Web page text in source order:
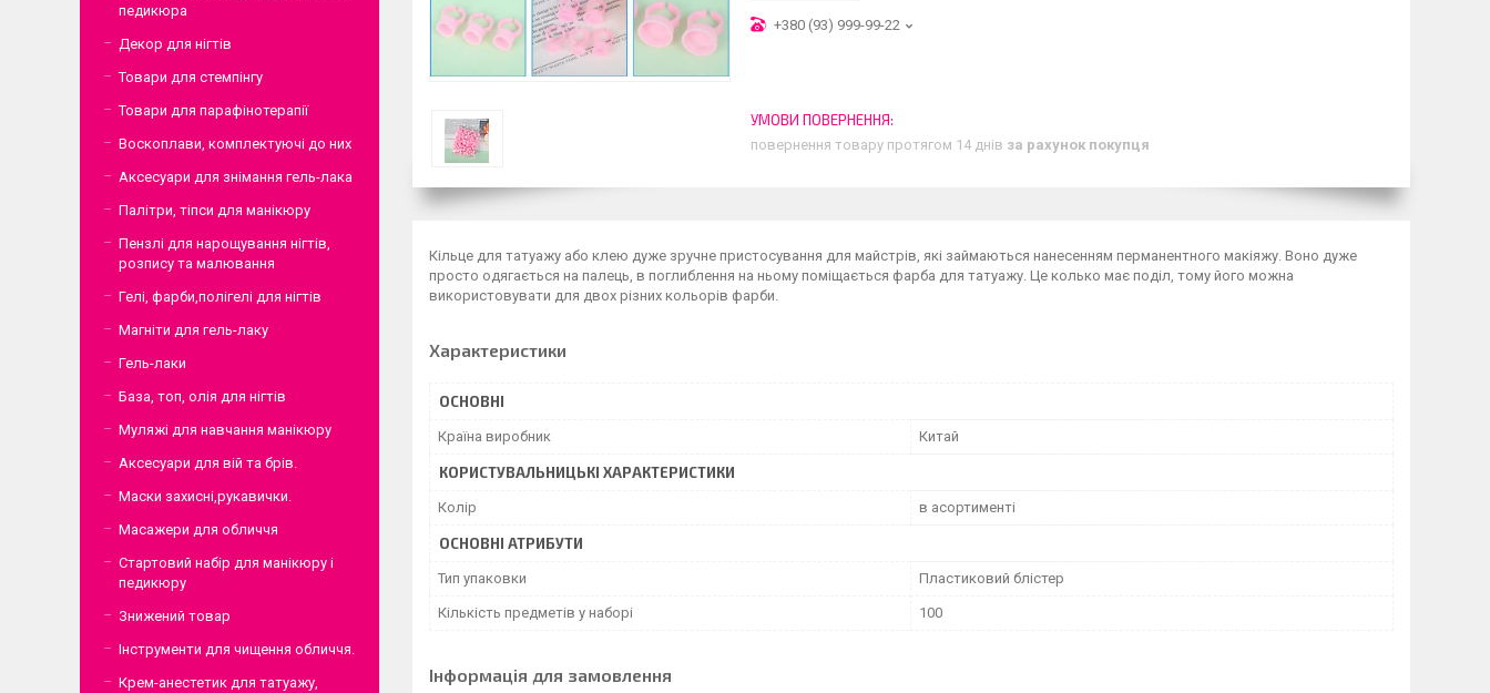
+380 (93) 999-99-22
повернення товару протягом 14 днів за рахунок покупця
Кільце для татуажу або клею дуже зручне пристосування для майстрів, які займаються нанесенням перманентного макіяжу. Воно дуже
просто одягається на палець, в поглиблення на ньому поміщається фарба для татуажу. Це колько має поділ, тому його можна
використовувати для двох різних кольорів фарби.
Характеристики
ОСНОВНІ
Країна виробник Китай
КОРИСТУВАЛЬНИЦЬКІ ХАРАКТЕРИСТИКИ
Колір в асортименті
ОСНОВНІ АТРИБУТИ
Тип упаковки Пластиковий блістер
Кількість предметів у наборі 100
Інформація для замовлення
педикюра
Декор для нігтів
Товари для стемпінгу
Товари для парафінотерапії
Воскоплави, комплектуючі до них
Аксесуари для знімання гель-лака
Палітри, тіпси для манікюру
Пензлі для нарощування нігтів,
розпису та малювання
Гелі, фарби,полігелі для нігтів
Магніти для гель-лаку
Гель-лаки
База, топ, олія для нігтів
Муляжі для навчання манікюру
Аксесуари для вій та брів.
Маски захисні,рукавички.
Масажери для обличчя
Стартовий набір для манікюру і
педикюру
Знижений товар
Інструменти для чищення обличчя.
Крем-анестетик для татуажу,